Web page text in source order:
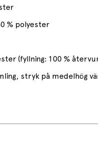
% polyester
(fyllning: 100 %
stryk på medelhög